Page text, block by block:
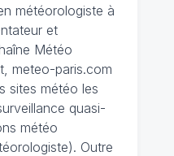
météorologiste à
et
Météo
meteo-paris.com
sites météo les
quasi-
météo
Outre